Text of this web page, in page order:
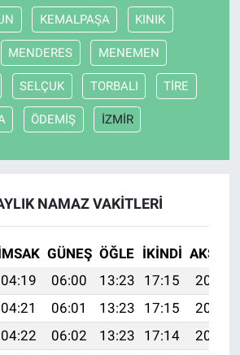
KEMALPAŞA KINIK
MENDERES MENEMEN
SELÇUK TORBALI TİRE
ÖDEMİŞ İZMİR
NAMAZ VAKITLERI
GÜNEŞ ÖĞLE İKINDI AKŞAM
04:19 06:00 13:23 17:15
20:36
04:21 06:01 13:23 17:15
20:35
04:22 06:02 13:23 17:14
20:34